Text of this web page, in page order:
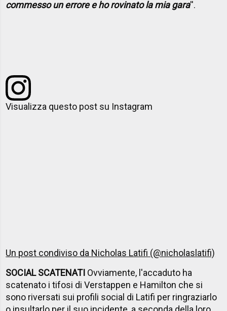
commesso un errore e ho rovinato la mia gara''.
Visualizza questo post su Instagram
Un post condiviso da Nicholas Latifi (@nicholaslatifi)
SOCIAL SCATENATI Ovviamente, l'accaduto ha
scatenato i tifosi di Verstappen e Hamilton che si
sono riversati sui profili social di Latifi per ringraziarlo